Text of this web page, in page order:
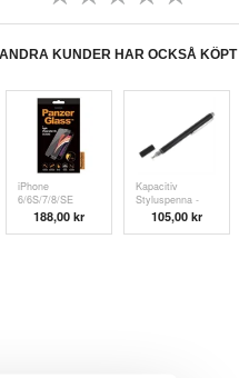
ANDRA KUNDER HAR OCKSÅ KÖPT
iPhone
6/6S/7/8/SE
(2020)/SE (
188,00 kr
Kapacitiv
Styluspenna -
Svart105,00 kr